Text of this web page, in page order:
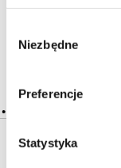
zgody
Niezbędne
Preferencje
Statystyka
CZYTAJ WIĘCEJ